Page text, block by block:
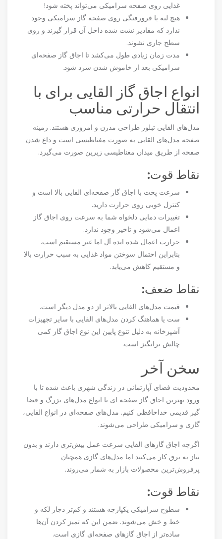
غذایی روی صفحه سرامیکی می‌تواند پخته شود!
هیچ لبه یا فرورفتگی روی صفحه گاز سرامیکی وجود
ندارد که مقادیر نشت شده داخل آن قرار گیرند و روی
سطح جاری نشوند.
مدت زمان زیادی طول می‌کشد تا اجاق گاز صفحه‌ای
سرامیکی بعد از خاموش شدن سرد شود.
انواع اجاق گاز القایی برای با
انتقال حرارتی مناسب
مدل‌های القایی تبلور طراحی مدرن و امروزی هستند. زمینه
صفحه مدل‌های القایی به صورت مغناطیسی است و داغ شدن
صفحه از طریق میدان مغناطیسی زیرین صورت می‌گیرد.
نقاط قوت:
سرعت پخت با اجاق گاز صفحه‌ای القایی بالا است و
کنترل خوبی روی حرارت دارید.
تغییرات دمایی دلخواه شما به سرعت روی اجاق گاز
اعمال می‌شود و تاخیر وجود ندارد.
حرارت اعمال شده ایده آل اما غیر مستقیم است.
بنابراین احتمال سوختن مواد غذایی به سبب حرارت بالا
و مستقیم کاهش می‌یابد.
نقاط ضعف:
قیمت مدل‌های القایی بالاتر از دو مدل دیگر است.
ست یا هماهنگ کردن مدل‌های القایی با سایر تجهیزات
آشپزخانه به دلیل تنوع پایین این نوع اجاق گاز کمی
چالش برانگیز است.
سخن آخر
محدودیت فضای آپارتمانی در زندگی شهری باعث شده تا با
ورود بهترین اجاق گاز صفحه ای با انواع مدل‌های بزرگ و فضا
گیر قدیمی خداحافظی کنیم. مدل‌های صفحه‌ای در انواع القایی،
گازی و سرامیکی طراحی می‌شوند.
اگرچه اجاق گازهای القایی سرعت عمل بیش‌تری دارند و بدون
نیاز به برق کار می‌کنند اما مدل‌های گازی همچنان
پرفروش‌ترین محصولات بازار به شمار می‌روند.
نقاط قوت:
سطوح سرامیکی یکپارچه هستند و کم‌تر دچار لکه و
خط و خش می‌شوند. ضمن این که تمیز کردن آن‌ها
ساده‌تر از اجاق گازهای صفحه‌ای گازی است.